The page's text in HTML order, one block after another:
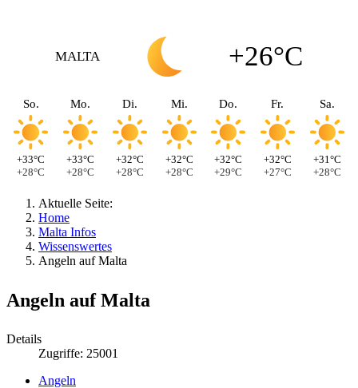
MALTA +26°C
So.
+33°C
+28°C
Mo.
+33°C
+28°C
Di.
+32°C
+28°C
Mi.
+32°C
+28°C
Do.
+32°C
+29°C
Fr.
+32°C
+27°C
Sa.
+31°C
+28°C
Aktuelle Seite:
Home
Malta Infos
Wissenswertes
Angeln auf Malta
Angeln auf Malta
Details
Zugriffe: 25001
Angeln